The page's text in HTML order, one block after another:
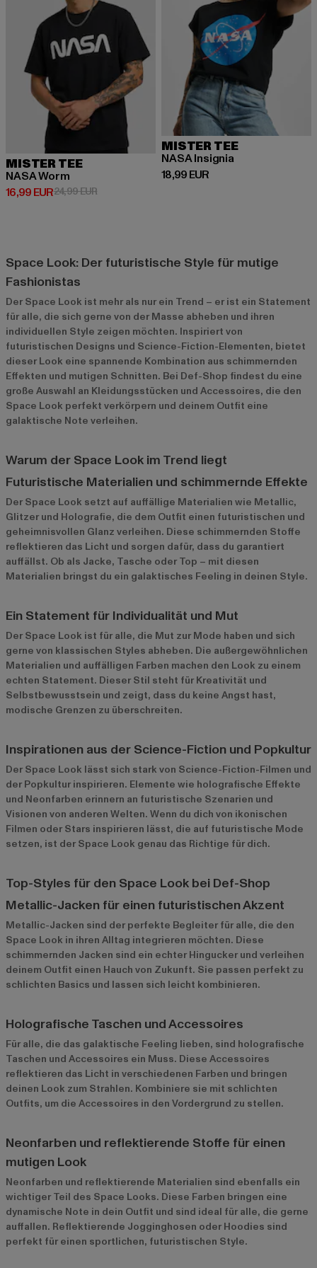
MISTER TEE
NASA Worm
16,99 EUR
Derzeitiger Preis: 16,99 EUR
24,99 EURAktionspreis: 24,99 EUR
MISTER TEE
NASA Insignia
18,99 EUR
Derzeitiger Preis: 18,99 EUR
Space Look: Der futuristische Style für mutige
Fashionistas
Der Space Look ist mehr als nur ein Trend – er ist ein Statement
für alle, die sich gerne von der Masse abheben und ihren
individuellen Style zeigen möchten. Inspiriert von
futuristischen Designs und Science-Fiction-Elementen, bietet
dieser Look eine spannende Kombination aus schimmernden
Effekten und mutigen Schnitten. Bei Def-Shop findest du eine
große Auswahl an Kleidungsstücken und Accessoires, die den
Space Look perfekt verkörpern und deinem Outfit eine
galaktische Note verleihen.
Warum der Space Look im Trend liegt
Futuristische Materialien und schimmernde Effekte
Der Space Look setzt auf auffällige Materialien wie Metallic,
Glitzer und Holografie, die dem Outfit einen futuristischen und
geheimnisvollen Glanz verleihen. Diese schimmernden Stoffe
reflektieren das Licht und sorgen dafür, dass du garantiert
auffällst. Ob als Jacke, Tasche oder Top – mit diesen
Materialien bringst du ein galaktisches Feeling in deinen Style.
Ein Statement für Individualität und Mut
Der Space Look ist für alle, die Mut zur Mode haben und sich
gerne von klassischen Styles abheben. Die außergewöhnlichen
Materialien und auffälligen Farben machen den Look zu einem
echten Statement. Dieser Stil steht für Kreativität und
Selbstbewusstsein und zeigt, dass du keine Angst hast,
modische Grenzen zu überschreiten.
Inspirationen aus der Science-Fiction und Popkultur
Der Space Look lässt sich stark von Science-Fiction-Filmen und
der Popkultur inspirieren. Elemente wie holografische Effekte
und Neonfarben erinnern an futuristische Szenarien und
Visionen von anderen Welten. Wenn du dich von ikonischen
Filmen oder Stars inspirieren lässt, die auf futuristische Mode
setzen, ist der Space Look genau das Richtige für dich.
Top-Styles für den Space Look bei Def-Shop
Metallic-Jacken für einen futuristischen Akzent
Metallic-Jacken sind der perfekte Begleiter für alle, die den
Space Look in ihren Alltag integrieren möchten. Diese
schimmernden Jacken sind ein echter Hingucker und verleihen
deinem Outfit einen Hauch von Zukunft. Sie passen perfekt zu
schlichten Basics und lassen sich leicht kombinieren.
Holografische Taschen und Accessoires
Für alle, die das galaktische Feeling lieben, sind holografische
Taschen und Accessoires ein Muss. Diese Accessoires
reflektieren das Licht in verschiedenen Farben und bringen
deinen Look zum Strahlen. Kombiniere sie mit schlichten
Outfits, um die Accessoires in den Vordergrund zu stellen.
Neonfarben und reflektierende Stoffe für einen
mutigen Look
Neonfarben und reflektierende Materialien sind ebenfalls ein
wichtiger Teil des Space Looks. Diese Farben bringen eine
dynamische Note in dein Outfit und sind ideal für alle, die gerne
auffallen. Reflektierende Jogginghosen oder Hoodies sind
perfekt für einen sportlichen, futuristischen Style.